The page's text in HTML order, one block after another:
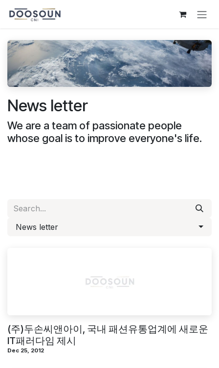
News letter
We are a team of passionate people
whose goal is to improve everyone's life.
News letter
(주)두손씨앤아이, 국내 패션유통업계에 새로운
IT패러다임 제시
Dec 25, 2012